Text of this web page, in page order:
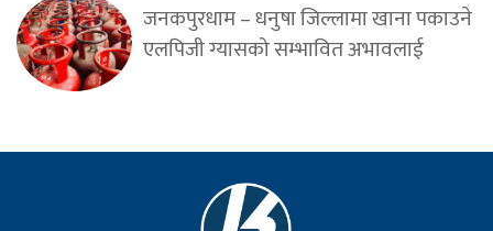
जनकपुरधाम – धनुषा जिल्लामा खाना पकाउने
एलपिजी ग्यासको सम्भावित अभावलाई